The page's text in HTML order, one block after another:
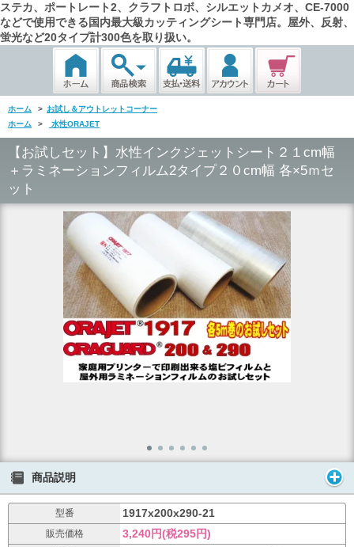
ステカ、ポートレート2、クラフトロボ、シルエットカメオ、CE-7000
などで使用できる国内最大級カッティングシート専門店。屋外、反射、
蛍光など20タイプ計300色を取り扱い。
ホーム > お試し＆アウトレットコーナー
ホーム
> 水性ORAJET
【お試しセット】水性インクジェットシート２１cm幅
＋ラミネーションフィルム2タイプ２０cm幅 各×5ｍセ
ット
商品説明
型番 1917x200x290-21
販売価格 3,240円(税295円)